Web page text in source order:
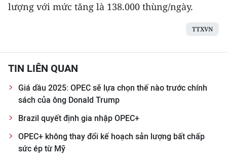
Media Xã hội
Media Du lịch
Media Thế giới
Media Thể thao
Media Y tế
lượng với mức tăng là 138.000 thùng/ngày.
TTXVN
TIN LIÊN QUAN
Giá dầu 2025: OPEC sẽ lựa chọn thế nào trước chính
sách của ông Donald Trump
Brazil quyết định gia nhập OPEC+
OPEC+ không thay đổi kế hoạch sản lượng bất chấp
sức ép từ Mỹ